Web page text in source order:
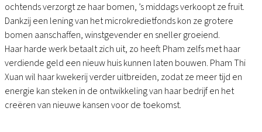
ochtends verzorgt ze haar bomen, ’s middags verkoopt ze fruit.
Dankzij een lening van het microkredietfonds kon ze grotere
bomen aanschaffen, winstgevender en sneller groeiend.
Haar harde werk betaalt zich uit, zo heeft Pham zelfs met haar
verdiende geld een nieuw huis kunnen laten bouwen. Pham Thi
Xuan wil haar kwekerij verder uitbreiden, zodat ze meer tijd en
energie kan steken in de ontwikkeling van haar bedrijf en het
creëren van nieuwe kansen voor de toekomst.